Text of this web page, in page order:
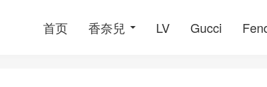
首页 香奈兒 LV Gucci